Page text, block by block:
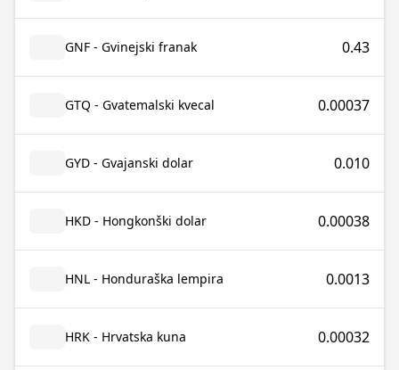
GNF - Gvinejski franak 0.43
GTQ - Gvatemalski kvecal 0.00037
GYD - Gvajanski dolar 0.010
HKD - Hongkonški dolar 0.00038
HNL - Honduraška lempira 0.0013
HRK - Hrvatska kuna 0.00032